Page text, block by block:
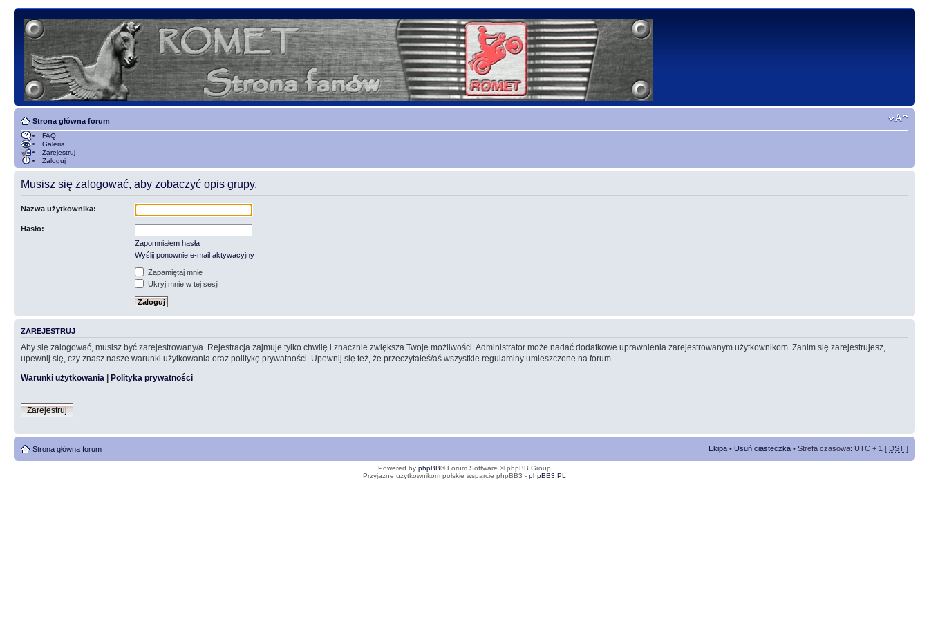
Strona główna forum
FAQ
Galeria
Zarejestruj
Zaloguj
Musisz się zalogować, aby zobaczyć opis grupy.
Nazwa użytkownika:
Hasło:
Zapomniałem hasła
Wyślij ponownie e-mail aktywacyjny
Zapamiętaj mnie
Ukryj mnie w tej sesji
ZAREJESTRUJ
Aby się zalogować, musisz być zarejestrowany/a. Rejestracja zajmuje tylko chwilę i znacznie zwiększa Twoje możliwości. Administrator może nadać dodatkowe uprawnienia zarejestrowanym użytkownikom. Zanim się zarejestrujesz,
upewnij się, czy znasz nasze warunki użytkowania oraz politykę prywatności. Upewnij się też, że przeczytałeś/aś wszystkie regulaminy umieszczone na forum.
Warunki użytkowania | Polityka prywatności
Zarejestruj
Strona główna forum Ekipa • Usuń ciasteczka • Strefa czasowa: UTC + 1 [ DST ]
Powered by phpBB® Forum Software © phpBB Group
Przyjazne użytkownikom polskie wsparcie phpBB3 - phpBB3.PL